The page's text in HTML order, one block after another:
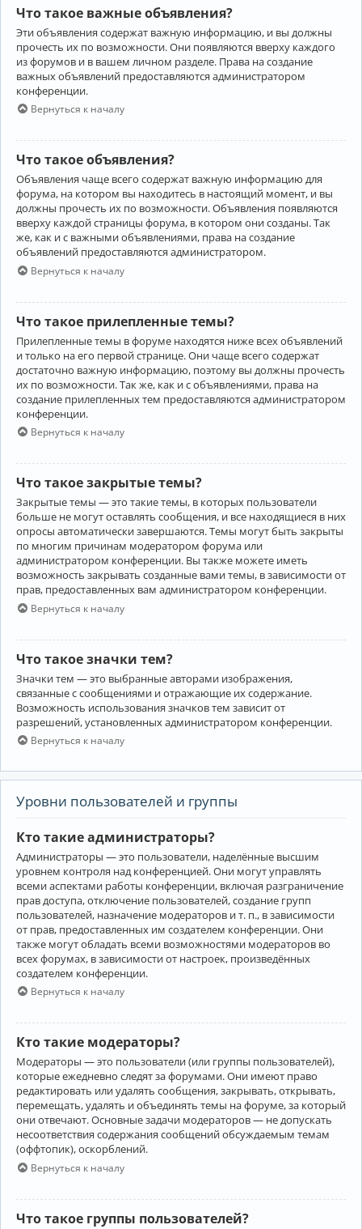
Что такое важные объявления?
Эти объявления содержат важную информацию, и вы должны
прочесть их по возможности. Они появляются вверху каждого
из форумов и в вашем личном разделе. Права на создание
важных объявлений предоставляются администратором
конференции.
Вернуться к началу
Что такое объявления?
Объявления чаще всего содержат важную информацию для
форума, на котором вы находитесь в настоящий момент, и вы
должны прочесть их по возможности. Объявления появляются
вверху каждой страницы форума, в котором они созданы. Так
же, как и с важными объявлениями, права на создание
объявлений предоставляются администратором.
Вернуться к началу
Что такое прилепленные темы?
Прилепленные темы в форуме находятся ниже всех объявлений
и только на его первой странице. Они чаще всего содержат
достаточно важную информацию, поэтому вы должны прочесть
их по возможности. Так же, как и с объявлениями, права на
создание прилепленных тем предоставляются администратором
конференции.
Вернуться к началу
Что такое закрытые темы?
Закрытые темы — это такие темы, в которых пользователи
больше не могут оставлять сообщения, и все находящиеся в них
опросы автоматически завершаются. Темы могут быть закрыты
по многим причинам модератором форума или
администратором конференции. Вы также можете иметь
возможность закрывать созданные вами темы, в зависимости от
прав, предоставленных вам администратором конференции.
Вернуться к началу
Что такое значки тем?
Значки тем — это выбранные авторами изображения,
связанные с сообщениями и отражающие их содержание.
Возможность использования значков тем зависит от
разрешений, установленных администратором конференции.
Вернуться к началу
Уровни пользователей и группы
Кто такие администраторы?
Администраторы — это пользователи, наделённые высшим
уровнем контроля над конференцией. Они могут управлять
всеми аспектами работы конференции, включая разграничение
прав доступа, отключение пользователей, создание групп
пользователей, назначение модераторов и т. п., в зависимости
от прав, предоставленных им создателем конференции. Они
также могут обладать всеми возможностями модераторов во
всех форумах, в зависимости от настроек, произведённых
создателем конференции.
Вернуться к началу
Кто такие модераторы?
Модераторы — это пользователи (или группы пользователей),
которые ежедневно следят за форумами. Они имеют право
редактировать или удалять сообщения, закрывать, открывать,
перемещать, удалять и объединять темы на форуме, за который
они отвечают. Основные задачи модераторов — не допускать
несоответствия содержания сообщений обсуждаемым темам
(оффтопик), оскорблений.
Вернуться к началу
Что такое группы пользователей?